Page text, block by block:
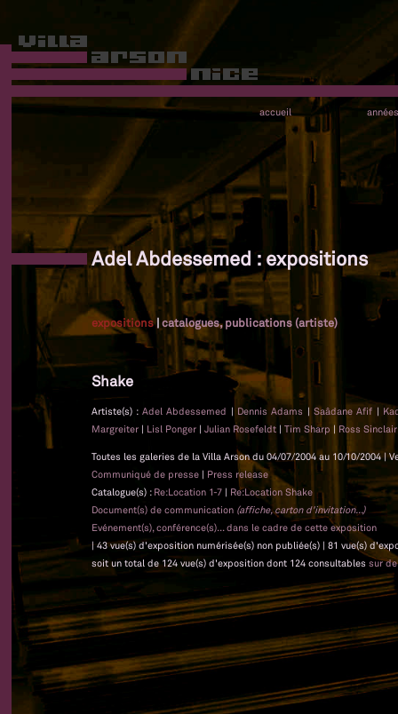
accueil années
Adel Abdessemed : expositions
expositions|catalogues, publications (artiste)
Shake
Artiste(s) : Adel Abdessemed | Dennis Adams | Saâdane Afif |
Margreiter | Lisl Ponger | Julian Rosefeldt | Tim Sharp | Ross
Toutes les galeries de la Villa Arson du 04/07/2004 au 10/10/2004 |
Communiqué de presse | Press release
Catalogue(s) : Re:Location 1-7 | Re:Location Shake
Document(s) de communication (affiche, carton d'invitation...)
Evénement(s), conférence(s)... dans le cadre de cette exposition
| 43 vue(s) d'exposition numérisée(s) non publiée(s) | 81 vue(s)
soit un total de 124 vue(s) d'exposition dont 124 consultables sur